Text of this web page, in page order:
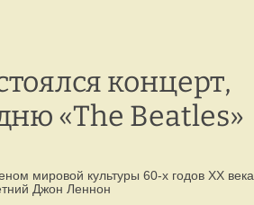
концерт,
«The Beatles»
мировой культуры 60-х годов XX века
Джон Леннон